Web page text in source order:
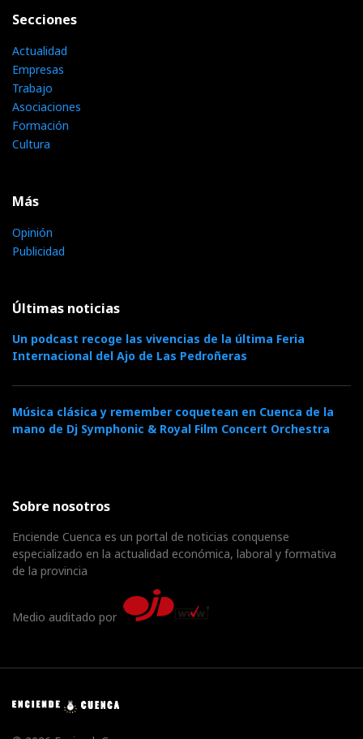
Secciones
Actualidad
Empresas
Trabajo
Asociaciones
Formación
Cultura
Más
Opinión
Publicidad
Últimas noticias
Un podcast recoge las vivencias de la última Feria
Internacional del Ajo de Las Pedroñeras
Música clásica y remember coquetean en Cuenca de la
mano de Dj Symphonic & Royal Film Concert Orchestra
Sobre nosotros
Enciende Cuenca es un portal de noticias conquense
especializado en la actualidad económica, laboral y formativa
de la provincia
Medio auditado por